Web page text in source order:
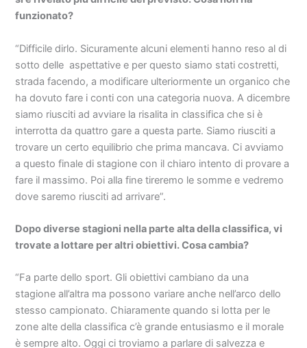
funzionato?
“Difficile dirlo. Sicuramente alcuni elementi hanno reso al di
sotto delle aspettative e per questo siamo stati costretti,
strada facendo, a modificare ulteriormente un organico che
ha dovuto fare i conti con una categoria nuova. A dicembre
siamo riusciti ad avviare la risalita in classifica che si è
interrotta da quattro gare a questa parte. Siamo riusciti a
trovare un certo equilibrio che prima mancava. Ci avviamo
a questo finale di stagione con il chiaro intento di provare a
fare il massimo. Poi alla fine tireremo le somme e vedremo
dove saremo riusciti ad arrivare”.
Dopo diverse stagioni nella parte alta della classifica, vi
trovate a lottare per altri obiettivi. Cosa cambia?
“Fa parte dello sport. Gli obiettivi cambiano da una
stagione all’altra ma possono variare anche nell’arco dello
stesso campionato. Chiaramente quando si lotta per le
zone alte della classifica c’è grande entusiasmo e il morale
è sempre alto. Oggi ci troviamo a parlare di salvezza e